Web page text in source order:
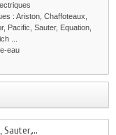
: Ariston, Chaffoteaux,
Pacific, Sauter, Equation,
...
eau
Sauter,...